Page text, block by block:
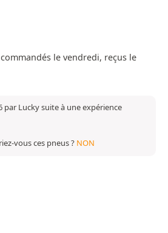
le vendredi, reçus le
par Lucky suite à une expérience
vous ces pneus ? NON